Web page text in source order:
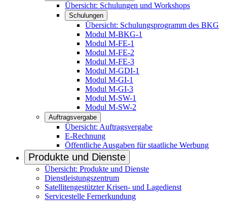
Übersicht: Schulungen und Workshops
Schulungen
Übersicht: Schulungsprogramm des BKG
Modul M-BKG-1
Modul M-FE-1
Modul M-FE-2
Modul M-FE-3
Modul M-GDI-1
Modul M-GI-1
Modul M-GI-3
Modul M-SW-1
Modul M-SW-2
Auftragsvergabe
Übersicht: Auftragsvergabe
E-Rechnung
Öffentliche Ausgaben für staatliche Werbung
Produkte und Dienste
Übersicht: Produkte und Dienste
Dienstleistungszentrum
Satellitengestützter Krisen- und Lagedienst
Servicestelle Fernerkundung